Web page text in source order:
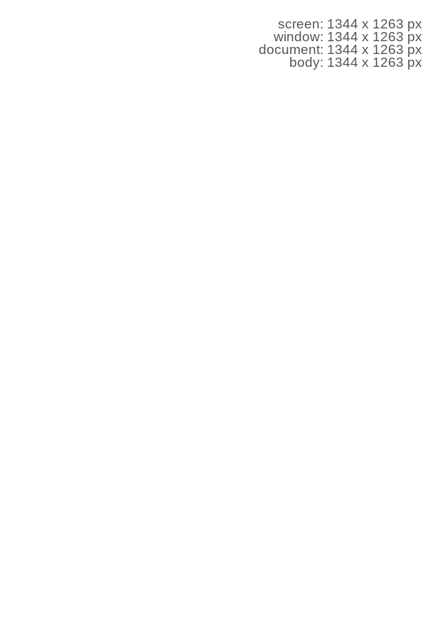
screen: 1344 x 1263 px
window: 1344 x 1263 px
document: 1344 x 1263 px
body: 1344 x 1263 px